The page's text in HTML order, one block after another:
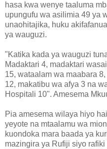
hasa kwa wenye taaluma
upungufu wa asilimia 49 ya
unaohitajika, huku
ya wauguzi.
"Katika kada ya wauguzi
Madaktari 4, madaktari
15, wataalam wa maabara
12, makatibu wa afya 3 na
Hospitali 10". Amesema
Pia amesema wilaya hiyo
yeyote na mtaalamu wa
kuondoka mara baada ya
mazingira ya Rufiji siyo rafiki